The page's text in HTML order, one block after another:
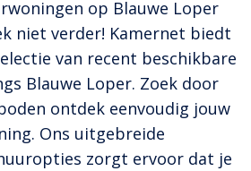
op Blauwe Loper
niet verder! Kamernet biedt
van recent beschikbare
Blauwe Loper. Zoek door
ontdek eenvoudig jouw
Ons uitgebreide
zorgt ervoor dat je